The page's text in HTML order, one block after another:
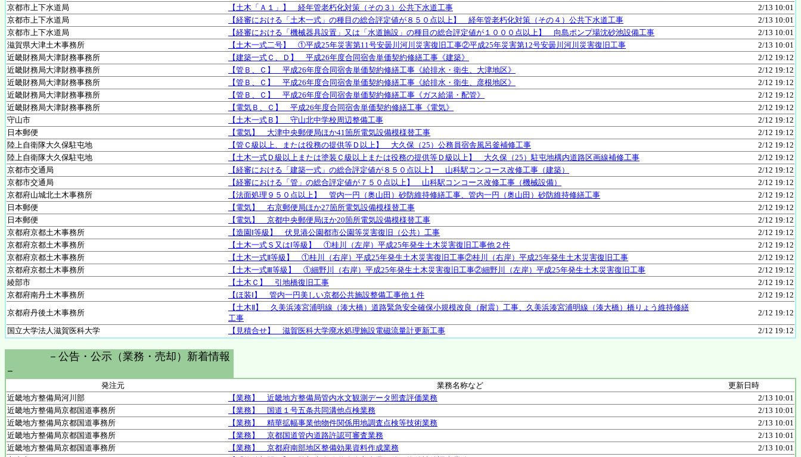
京都市上下水道局
【土木「Ａ１」】 経年管老朽化対策（その３）公共下水道工事
2/13 10:01
京都市上下水道局
【経審における「土木一式」の種目の総合評定値が８５０点以上】 経年管老朽化対策（その４）公共下水道工事
2/13 10:01
京都市上下水道局
【経審における「機械器具設置」又は「水道施設」の種目の総合評定値が１０００点以上】 向島ポンプ場沈砂池設備工事
2/13 10:01
滋賀県大津土木事務所
【土木一式二号】 ①平成25年災害第11号安曇川河川災害復旧工事②平成25年災害第12号安曇川河川災害復旧工事
2/13 10:01
近畿財務局大津財務事務所
【建築一式Ｃ、Ｄ】 平成26年度合同宿舎単価契約修繕工事《建築》
2/12 19:12
近畿財務局大津財務事務所
【管Ｂ、Ｃ】 平成26年度合同宿舎単価契約修繕工事《給排水・衛生、大津地区》
2/12 19:12
近畿財務局大津財務事務所
【管Ｂ、Ｃ】 平成26年度合同宿舎単価契約修繕工事《給排水・衛生、彦根地区》
2/12 19:12
近畿財務局大津財務事務所
【管Ｂ、Ｃ】 平成26年度合同宿舎単価契約修繕工事《ガス給湯・配管》
2/12 19:12
近畿財務局大津財務事務所
【電気Ｂ、Ｃ】 平成26年度合同宿舎単価契約修繕工事《電気》
2/12 19:12
守山市
【土木一式Ｂ】 守山北中学校周辺整備工事
2/12 19:12
日本郵便
【電気】 大津中央郵便局ほか41箇所電気設備模様替工事
2/12 19:12
陸上自衛隊大久保駐屯地
【管Ｃ級以上、または役務の提供等Ｄ以上】 大久保（25）公務員宿舎風呂釜補修工事
2/12 19:12
陸上自衛隊大久保駐屯地
【土木一式Ｄ級以上または塗装Ｃ級以上または役務の提供等Ｄ級以上】 大久保（25）駐屯地構内道路区画線補修工事
2/12 19:12
京都市交通局
【経審における「建築一式」の総合評定値が８５０点以上】 山科駅コンコース改修工事（建築）
2/12 19:12
京都市交通局
【経審における「管」の総合評定値が７５０点以上】 山科駅コンコース改修工事（機械設備）
2/12 19:12
京都府山城北土木事務所
【法面処理９５０点以上】 管内一円（奥山田）砂防維持修繕工事、管内一円（奥山田）砂防維持修繕工事
2/12 19:12
日本郵便
【電気】 右京郵便局ほか27箇所電気設備模様替工事
2/12 19:12
日本郵便
【電気】 京都中央郵便局ほか20箇所電気設備模様替工事
2/12 19:12
京都府京都土木事務所
【造園Ⅰ等級】 伏見港公園都市公園等災害復旧（公共）工事
2/12 19:12
京都府京都土木事務所
【土木一式Ｓ又はⅠ等級】 ①桂川（左岸）平成25年発生土木災害復旧工事他２件
2/12 19:12
京都府京都土木事務所
【土木一式Ⅱ等級】 ①桂川（右岸）平成25年発生土木災害復旧工事②桂川（右岸）平成25年発生土木災害復旧工事
2/12 19:12
京都府京都土木事務所
【土木一式Ⅲ等級】 ①細野川（右岸）平成25年発生土木災害復旧工事②細野川（左岸）平成25年発生土木災害復旧工事
2/12 19:12
綾部市
【土木Ｃ】 引地橋復旧工事
2/12 19:12
京都府南丹土木事務所
【ほ装Ⅰ】 管内一円美しい京都公共施設整備工事他１件
2/12 19:12
京都府丹後土木事務所
【土木Ⅱ】 久美浜湊宮浦明線（湊大橋）道路緊急安全確保小規模改良（耐震）工事、久美浜湊宮浦明線（湊大橋）橋りょう維持修繕
工事
2/12 19:12
国立大学法人滋賀医科大学
【見積合せ】 滋賀医科大学廃水処理施設電磁流量計更新工事 2/12 19:12
－公告・公示（業務・売却）新着情報
－
発注元 業務名称など
更新日時
近畿地方整備局河川部
【業務】 近畿地方整備局管内水文観測データ照査評価業務
2/13 10:01
近畿地方整備局京都国道事務所
【業務】 国道１号五条共同溝他点検業務
2/13 10:01
近畿地方整備局京都国道事務所
【業務】 精華拡幅事業他物件関係用地調査点検等技術業務
2/13 10:01
近畿地方整備局京都国道事務所
【業務】 京都国道管内道路許認可審査業務
2/13 10:01
近畿地方整備局京都国道事務所
【業務】 京都府南部地区整備効果資料作成業務
2/13 10:01